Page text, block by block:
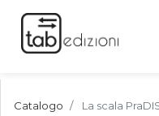
Catalogo La scala